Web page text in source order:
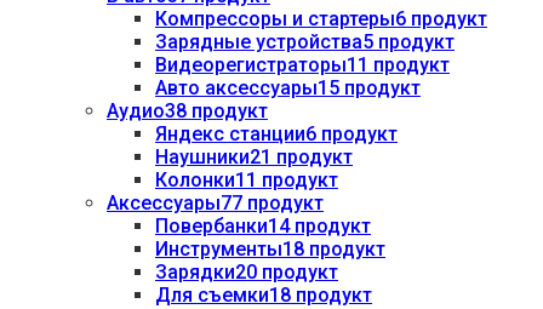
Компрессоры и стартеры6 продукт
Зарядные устройства5 продукт
Видеорегистраторы11 продукт
Авто аксессуары15 продукт
Аудио38 продукт
Яндекс станции6 продукт
Наушники21 продукт
Колонки11 продукт
Аксессуары77 продукт
Повербанки14 продукт
Инструменты18 продукт
Зарядки20 продукт
Для съемки18 продукт